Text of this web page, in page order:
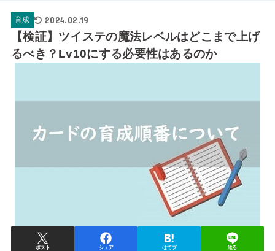
育成 2024.02.19
【検証】ツイステの魔法レベルはどこまで上げ
るべき？Lv10にする必要性はあるのか
ポスト シェア はてブ 送る